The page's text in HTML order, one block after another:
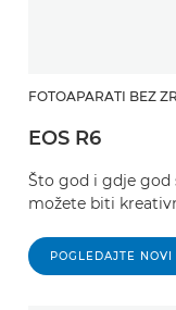
FOTOAPARATI BEZ
EOS R6
Što god i gdje god
možete biti
POGLEDAJTE NOVI